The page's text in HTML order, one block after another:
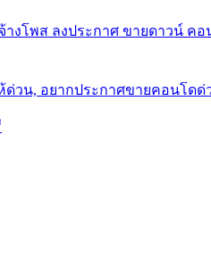
างโพส ลงประกาศ ขายดาวน์ ค
วน, อยากประกาศขายคอนโดด่